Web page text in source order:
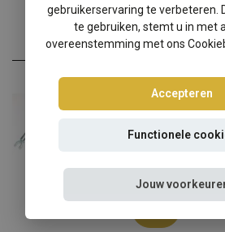
Mazda RX8 SE
Mazda RX8 SE? Kies dan
Incl. btw
gebruikerservaring te verbeteren.
te gebruiken, stemt u in met
overeenstemming met ons
Accepteren
Functionele
Jouw